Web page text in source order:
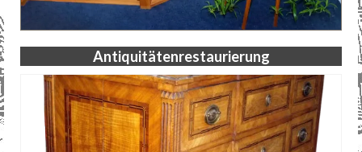
Antiquitätenrestaurierung